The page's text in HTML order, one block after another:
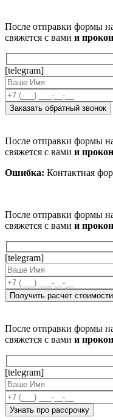
После отправки формы
свяжется с вами и
[telegram]
После отправки формы
свяжется с вами и
Ошибка: Контактная
После отправки формы
свяжется с вами и
[telegram]
После отправки формы
свяжется с вами и
[telegram]